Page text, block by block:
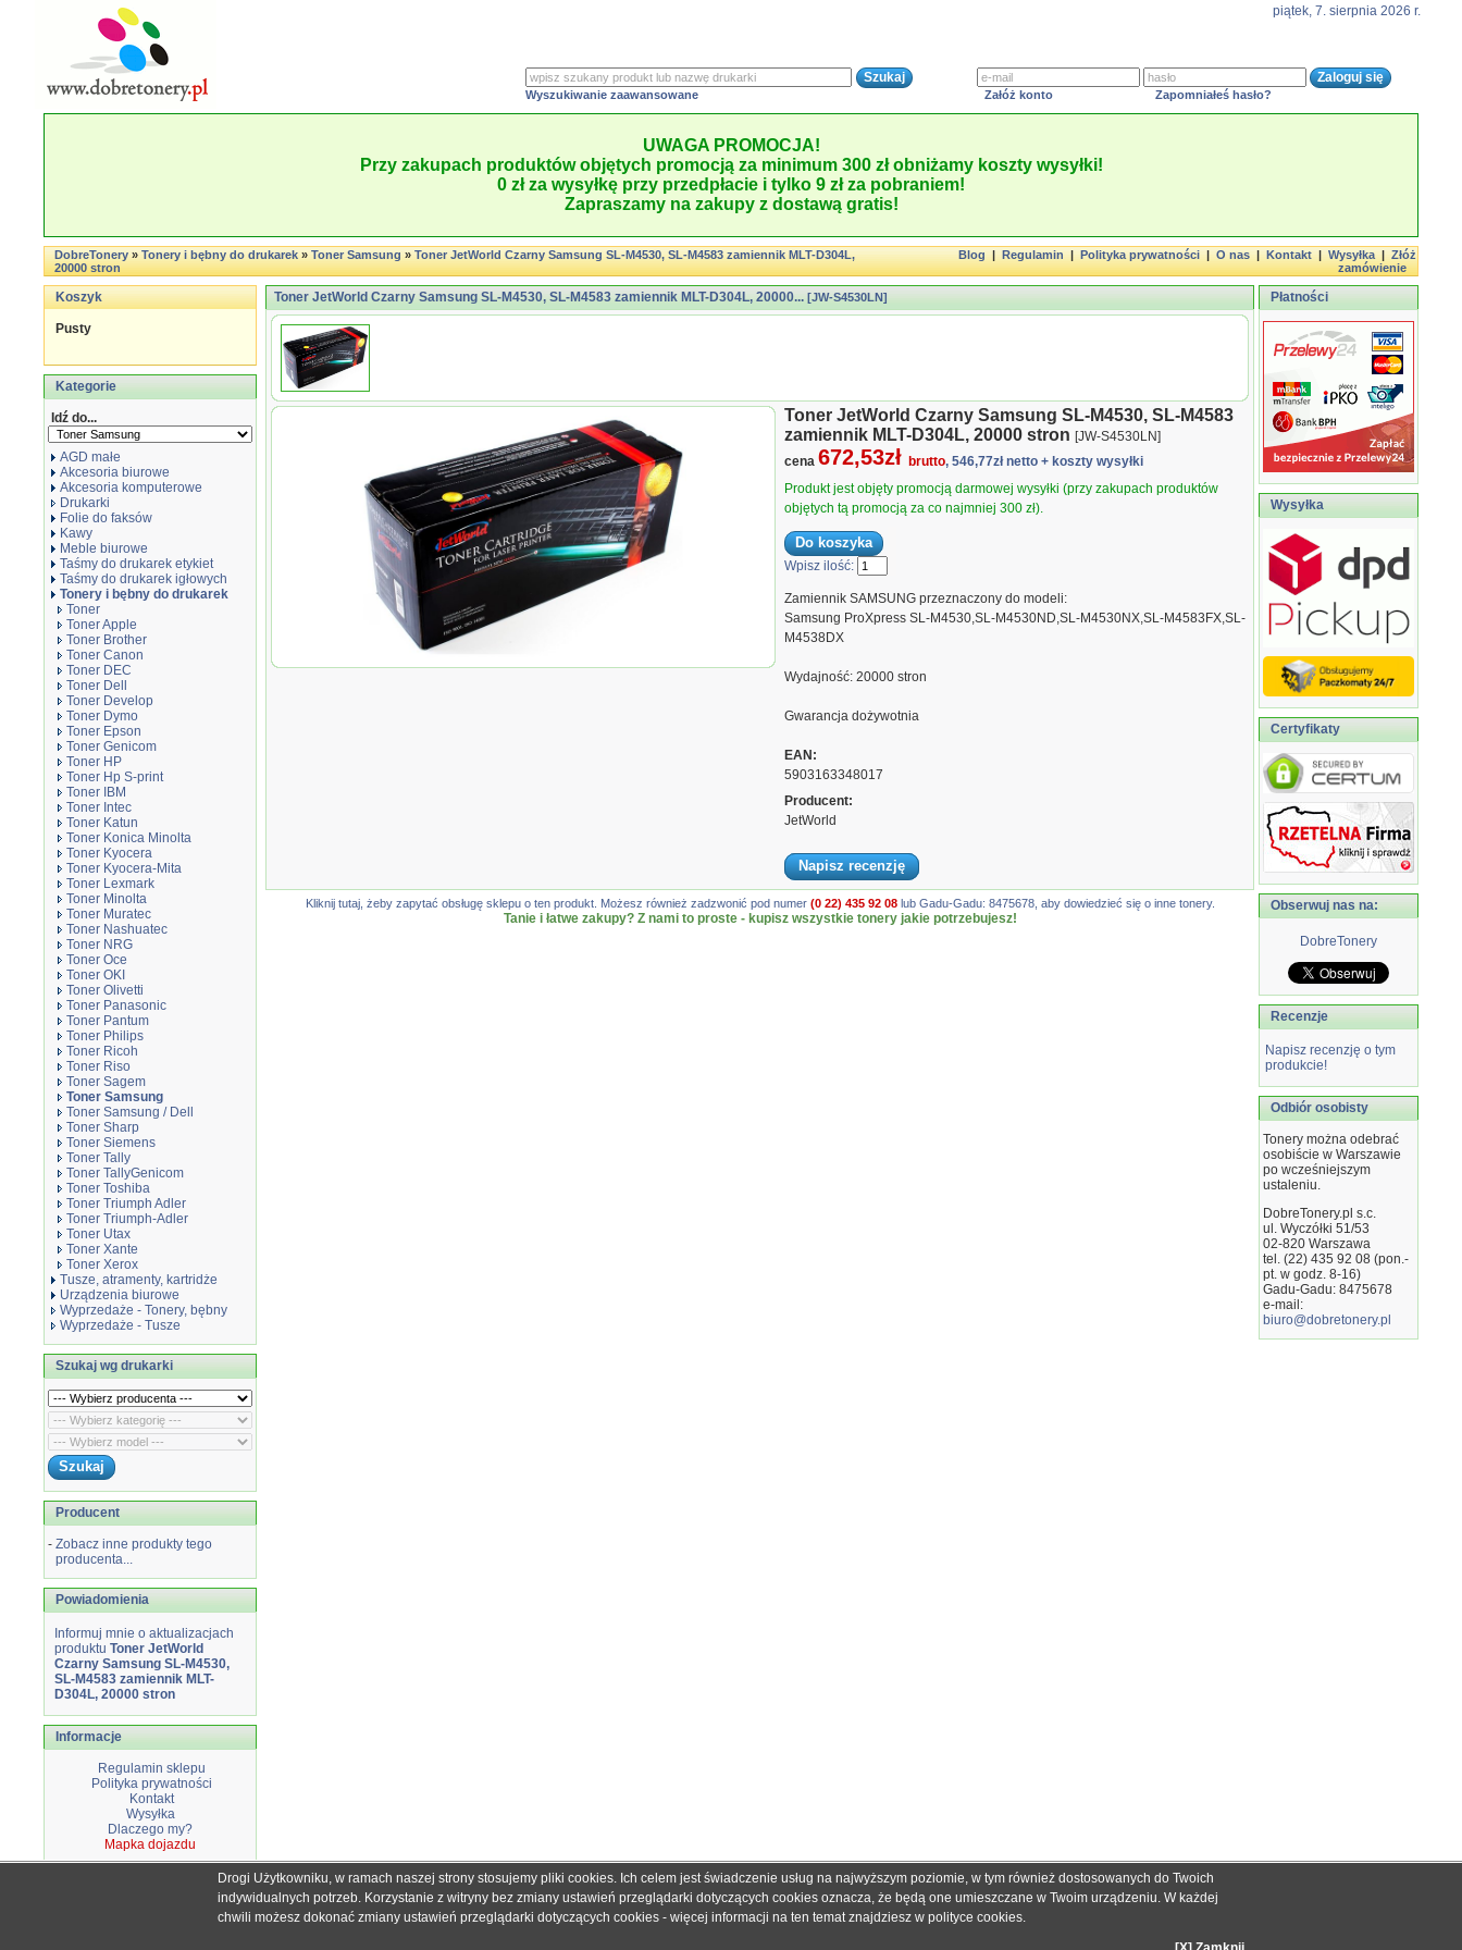
piątek, 7. sierpnia 2026 r.
Wyszukiwanie zaawansowane Załóż konto Zapomniałeś hasło?
UWAGA PROMOCJA!
Przy zakupach produktów objętych promocją za minimum 300 zł obniżamy koszty wysyłki!
0 zł za wysyłkę przy przedpłacie i tylko 9 zł za pobraniem!
Zapraszamy na zakupy z dostawą gratis!
DobreTonery»Tonery i bębny do drukarek»Toner Samsung»Toner JetWorld Czarny Samsung SL-M4530, SL-M4583 zamiennik MLT-D304L,
20000 stron
Blog|Regulamin|Polityka prywatności|O nas|Kontakt|Wysyłka|Złóż
zamówienie
Koszyk
Pusty
Kategorie
Idź do...
AGD małe
Akcesoria biurowe
Akcesoria komputerowe
Drukarki
Folie do faksów
Kawy
Meble biurowe
Taśmy do drukarek etykiet
Taśmy do drukarek igłowych
Tonery i bębny do drukarek
Toner
Toner Apple
Toner Brother
Toner Canon
Toner DEC
Toner Dell
Toner Develop
Toner Dymo
Toner Epson
Toner Genicom
Toner HP
Toner Hp S-print
Toner IBM
Toner Intec
Toner Katun
Toner Konica Minolta
Toner Kyocera
Toner Kyocera-Mita
Toner Lexmark
Toner Minolta
Toner Muratec
Toner Nashuatec
Toner NRG
Toner Oce
Toner OKI
Toner Olivetti
Toner Panasonic
Toner Pantum
Toner Philips
Toner Ricoh
Toner Riso
Toner Sagem
Toner Samsung
Toner Samsung / Dell
Toner Sharp
Toner Siemens
Toner Tally
Toner TallyGenicom
Toner Toshiba
Toner Triumph Adler
Toner Triumph-Adler
Toner Utax
Toner Xante
Toner Xerox
Tusze, atramenty, kartridże
Urządzenia biurowe
Wyprzedaże - Tonery, bębny
Wyprzedaże - Tusze
Szukaj wg drukarki
Producent
- Zobacz inne produkty tego
producenta...
Powiadomienia
Informuj mnie o aktualizacjach
produktu Toner JetWorld
Czarny Samsung SL-M4530,
SL-M4583 zamiennik MLT-
D304L, 20000 stron
Informacje
Regulamin sklepu
Polityka prywatności
Kontakt
Wysyłka
Dlaczego my?
Mapka dojazdu
Toner JetWorld Czarny Samsung SL-M4530, SL-M4583 zamiennik MLT-D304L, 20000... [JW-S4530LN]
Toner JetWorld Czarny Samsung SL-M4530, SL-
Toner JetWorld Czarny Samsung SL-M4530, SL-M4583
zamiennik MLT-D304L, 20000 stron [JW-S4530LN]
cena 672,53zł brutto, 546,77zł netto + koszty wysyłki
Produkt jest objęty promocją darmowej wysyłki (przy zakupach produktów
objętych tą promocją za co najmniej 300 zł).
Wpisz ilość:
Zamiennik SAMSUNG przeznaczony do modeli:
Samsung ProXpress SL-M4530,SL-M4530ND,SL-M4530NX,SL-M4583FX,SL-
M4538DX
Wydajność: 20000 stron
Gwarancja dożywotnia
EAN:
5903163348017
Producent:
JetWorld
Napisz recenzję
Kliknij tutaj, żeby zapytać obsługę sklepu o ten produkt. Możesz również zadzwonić pod numer (0 22) 435 92 08lub Gadu-Gadu: 8475678, aby dowiedzieć się o inne tonery.
Tanie i łatwe zakupy? Z nami to proste - kupisz wszystkie tonery jakie potrzebujesz!
Płatności
Wysyłka
Certyfikaty
Obserwuj nas na:
DobreTonery
Recenzje
Napisz recenzję o tym
produkcie!
Odbiór osobisty
Tonery można odebrać
osobiście w Warszawie
po wcześniejszym
ustaleniu.
DobreTonery.pl s.c.
ul. Wyczółki 51/53
02-820 Warszawa
tel. (22) 435 92 08 (pon.-
pt. w godz. 8-16)
Gadu-Gadu: 8475678
e-mail:
biuro@dobretonery.pl
Wszystkie nazwy i znaki handlowe użyte na stronie sklepu dobretonery.pl są znakami zastrzeżonymi dla ich właścicieli i zostały użyte wyłącznie w celach informacyjnych dla określenia kompatybilności produktów.
Mimo dołożenia wszelkich starań nie gwarantujemy, że publikowane dane techniczne nie zawierają braków lub błędów, które jednak nie mogą być podstawą roszczeń.
W przypadku jakichkolwiek wątpliwości prosimy o kontakt z handlowcem przed podjęciem decyzji o zakupie.
Drogi Użytkowniku, w ramach naszej strony stosujemy pliki cookies. Ich celem jest świadczenie usług na najwyższym poziomie, w tym również dostosowanych do Twoich
indywidualnych potrzeb. Korzystanie z witryny bez zmiany ustawień przeglądarki dotyczących cookies oznacza, że będą one umieszczane w Twoim urządzeniu. W każdej
chwili możesz dokonać zmiany ustawień przeglądarki dotyczących cookies - więcej informacji na ten temat znajdziesz w polityce cookies.